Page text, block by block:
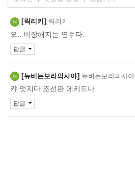
글
쓰
기
릭리키 릭리키
오.. 비장해지는 연주다.
답글
뉴비는보라의사야 뉴비는보라의사야
캬 멋지다 조선판 에키드나
답글